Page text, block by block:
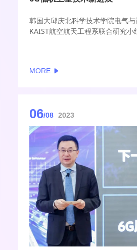
韩国大邱庆北科学技术学院电气
KAIST航空航天工程系联合研究
MORE
06/08 2023